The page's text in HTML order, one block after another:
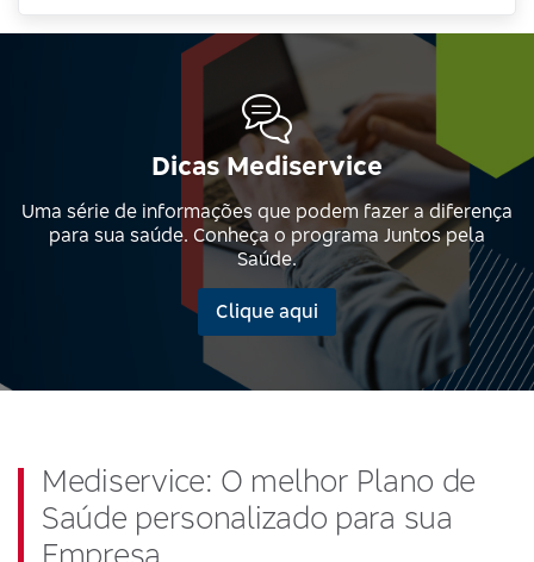
Dicas Mediservice
Uma série de informações que podem fazer a diferença
para sua saúde. Conheça o programa Juntos pela
Saúde.
Clique aqui
Mediservice: O melhor Plano de
Saúde personalizado para sua
Empresa